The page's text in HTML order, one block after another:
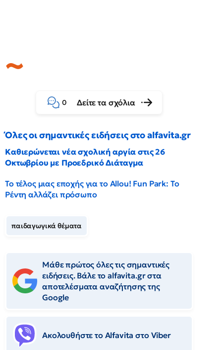
0 Δείτε τα σχόλια
Όλες οι σημαντικές ειδήσεις στο alfavita.gr
Καθιερώνεται νέα σχολική αργία στις 26
Οκτωβρίου με Προεδρικό Διάταγμα
Το τέλος μιας εποχής για το Allou! Fun Park: Το
Ρέντη αλλάζει πρόσωπο
παιδαγωγικά θέματα
Μάθε πρώτος όλες τις σημαντικές
ειδήσεις. Βάλε το alfavita.gr στα
αποτελέσματα αναζήτησης της
Google
Ακολουθήστε το Αlfavita στο Viber